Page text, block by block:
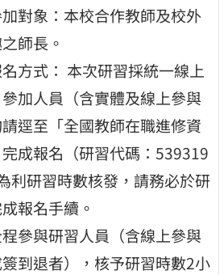
對象：本校合作教師及校外
師長。
方式： 本次研習採統一線上
加人員（含實體及線上參與
逕至「全國教師在職進修資
成報名（研習代碼：539319
利研習時數核發，請務必於研
報名手續。
參與研習人員（含線上參與
到退者），核予研習時數2小